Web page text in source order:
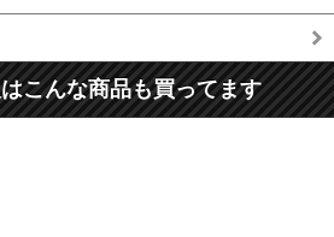
こんな商品も買ってます